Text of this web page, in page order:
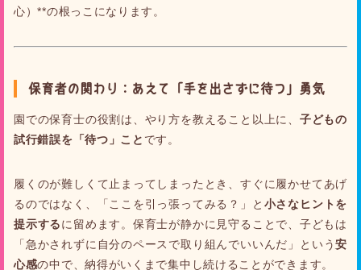
心）**の根っこになります。
保育者の関わり：あえて「手を出さずに待つ」勇気
園での保育士の役割は、やり方を教えること以上に、 子どもの
試行錯誤を「待つ」こと です。
履くのが難しくて止まってしまったとき、すぐに履かせてあげ
るのではなく、「ここを引っ張ってみる？」と 小さなヒントを
提示するに留めます。保育士が静かに見守ることで、子どもは
「急かされずに自分のペースで取り組んでいいんだ」という安
心感の中で、納得がいくまで集中し続けることができます。